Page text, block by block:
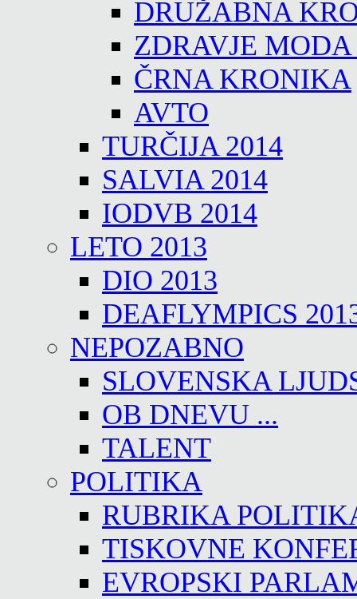
DRUŽABNA
ZDRAVJE
ČRNA KRONIKA
AVTO
TURČIJA 2014
SALVIA 2014
IODVB 2014
LETO 2013
DIO 2013
DEAFLYMPICS
NEPOZABNO
SLOVENSKA
OB DNEVU ...
TALENT
POLITIKA
RUBRIKA
TISKOVNE
EVROPSKI